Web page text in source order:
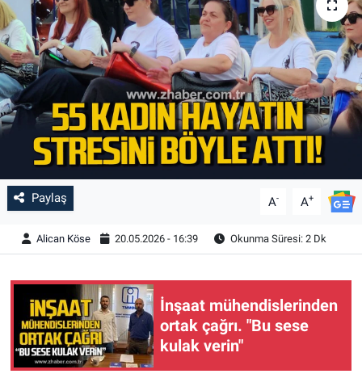
Paylaş A- A+
Alican Köse 20.05.2026 - 16:39 Okunma Süresi: 2 Dk
İnşaat mühendislerinden
ortak çağrı. "Bu sese
kulak verin"